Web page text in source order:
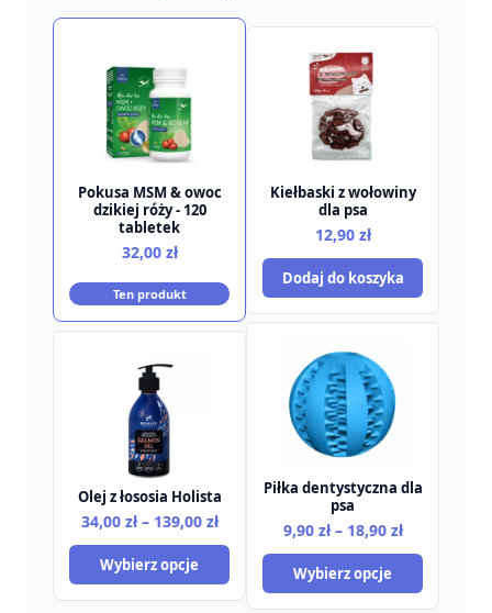
Pokusa MSM & owoc
dzikiej róży - 120
tabletek
32,00 zł
Ten produkt
Kiełbaski z wołowiny
dla psa
12,90 zł
Dodaj do koszyka
Olej z łososia Holista
34,00 zł – 139,00 złZakres
cen:
34,00 zł
Wybierz opcje
Piłka dentystyczna dla
psa
9,90 zł – 18,90 złZakres
cen:
9,90 zł
Wybierz opcje